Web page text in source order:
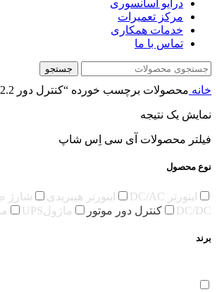
درایو آسانسوری
مرکز تعمیرات
خدمات همکاری
تماس با ما
جستجو
خانه محصولات برچسب خورده “کنترل دور 2.2 کیلووات”
نمایش یک نتیجه
فیلتر محصولات آی سی اِس شاپ
نوع محصول
اینورتر DC/AC اینورتر هیبریدی شارژ
DC/DC
کنترل دور موتور ماژولUPS
برند